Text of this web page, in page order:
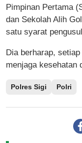
Pimpinan Pertama
dan Sekolah Alih
satu syarat
Dia berharap,
menjaga kesehatan
Polres Sigi Polri